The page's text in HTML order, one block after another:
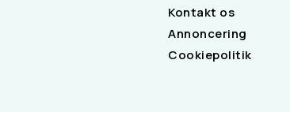
Kontakt os
Annoncering
Cookiepolitik